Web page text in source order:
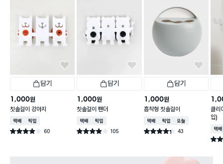
담기
1,000원
칫솔걸이 강아지
택배배송매장픽업
별점 3.9점 60
건 작성
담기
1,000원
칫솔걸이 팬더
택배배송매장픽업
별점 3.9점 105
건 작성
담기
1,000원
흡착형 칫솔걸이
택배배송매장픽업오늘배송
별점 4.3점 43
건 작성
클리
입)
택배
별점